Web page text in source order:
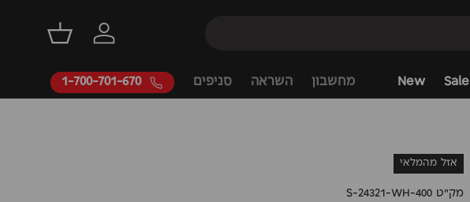
דילוג
התחברותסל קניות
Sale
New מחשבון השראה סניפים 1-700-701-670
אזל מהמלאי
מק"ט S-24321-WH-400